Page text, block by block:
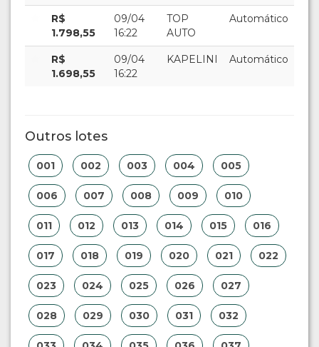
R$
1.798,55
09/04
16:22
TOP
AUTO
Automático
R$
1.698,55
09/04
16:22
KAPELINI Automático
Outros lotes
001 002 003 004 005
006 007 008 009 010
011 012 013 014 015 016
017 018 019 020 021 022
023 024 025 026 027
028 029 030 031 032